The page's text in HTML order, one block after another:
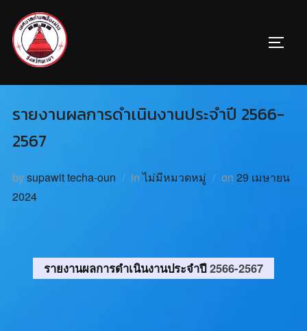
รายงานผลการดำเนินงานประจำปี 2566-
2567
bysupawit techa-oun inไม่มีหมวดหมู่ on 29 เมษายน
2024
รายงานผลการดำเนินงานประจำปี2566-2567